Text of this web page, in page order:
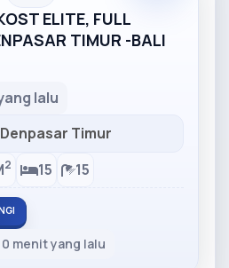
ELITE, FULL
TIMUR -BALI
lalu
Denpasar Timur
2 15 15
menit yang lalu